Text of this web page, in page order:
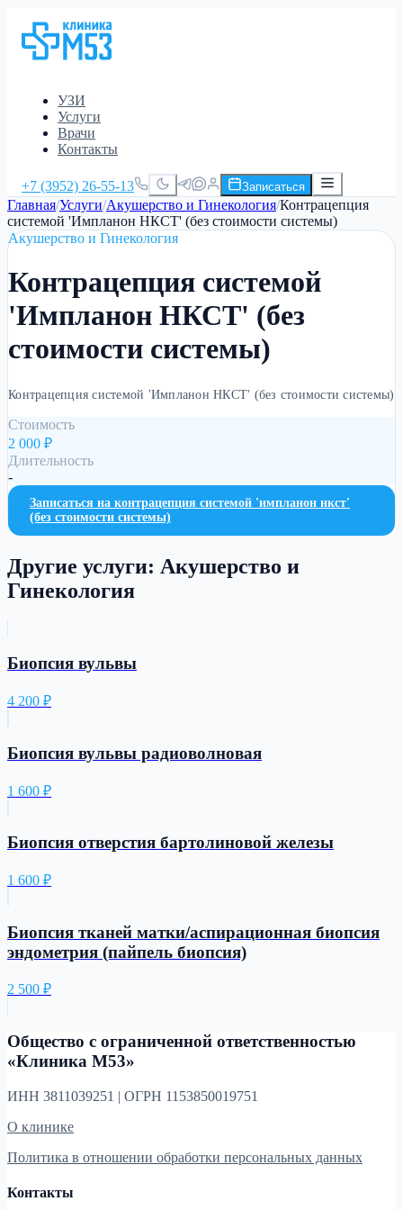
УЗИ
Услуги
Врачи
Контакты
+7 (3952) 26-55-13 Записаться
Главная/Услуги/Акушерство и Гинекология/Контрацепция
системой 'Импланон НКСТ' (без стоимости системы)
Акушерство и Гинекология
Контрацепция системой
'Импланон НКСТ' (без
стоимости системы)
Контрацепция системой 'Импланон НКСТ' (без стоимости системы)
Стоимость
2 000 ₽
Длительность
-
Записаться на контрацепция системой 'импланон нкст'
(без стоимости системы)
Другие услуги: Акушерство и
Гинекология
Биопсия вульвы
4 200 ₽
Биопсия вульвы радиоволновая
1 600 ₽
Биопсия отверстия бартолиновой железы
1 600 ₽
Биопсия тканей матки/аспирационная биопсия
эндометрия (пайпель биопсия)
2 500 ₽
Общество с ограниченной ответственностью
«Клиника М53»
ИНН 3811039251 | ОГРН 1153850019751
О клинике
Политика в отношении обработки персональных данных
Контакты